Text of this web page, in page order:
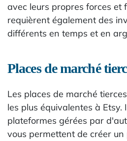
avec leurs propres forces et
requièrent également des
différents en temps et en
Places de marché
Les places de marché
les plus équivalentes à Etsy.
plateformes gérées par
vous permettent de créer